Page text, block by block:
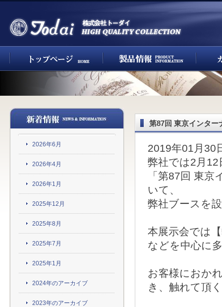
第87回 東京インタ
2019年01月30
弊社では2月
「第87回 東
いて、
弊社ブースを
本展示会では
などを中心に
お客様におか
き、触れて頂
2026年6月
2026年4月
2026年1月
2025年12月
2025年8月
2025年7月
2025年1月
2024年のアーカイブ
2023年のアーカイブ